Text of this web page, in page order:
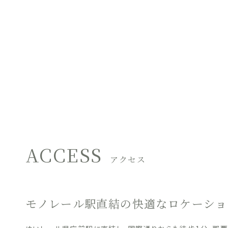
ACCESS アクセス
モノレール駅直結の快適なロケーシ